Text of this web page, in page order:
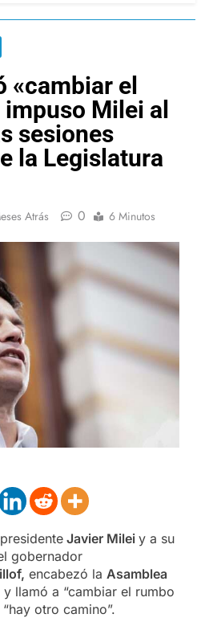
el
Milei al
sesiones
la Legislatura
Atrás 0 6 Minutos
Javier Milei y a su
gobernador
encabezó la Asamblea
llamó a “cambiar el rumbo
otro camino”.